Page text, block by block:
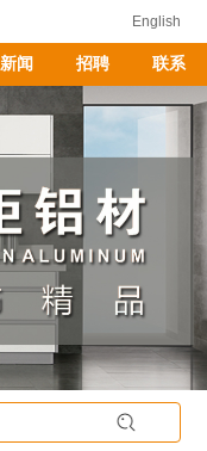
English
新闻 招聘 联系